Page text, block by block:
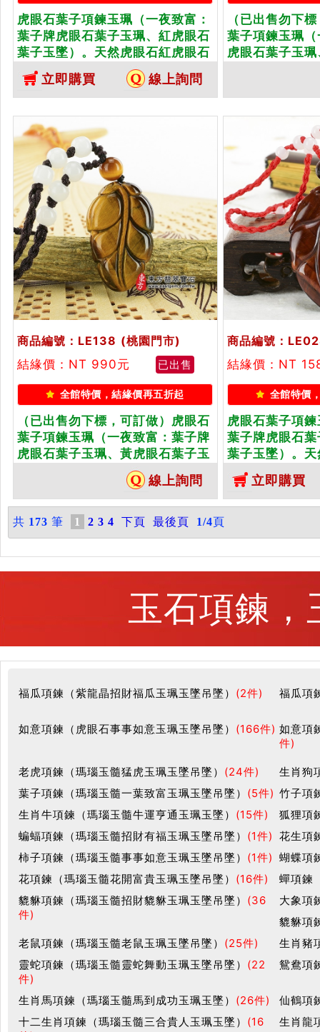
虎眼石葉子項鍊玉珮（一夜致富：
葉子牌虎眼石葉子玉珮、紅虎眼石
葉子玉墜）。天然虎眼石紅虎眼石
葉子，LE171。客製化訂做各種虎
眼石葉子吊墜玉珮項鍊。★東方翡
翠寶石保證卡
立即購買 線上詢問
（已出售勿下
葉子項鍊玉珮
虎眼石葉子玉
子吊墜玉珮項
保證卡
商品編號：LE138 (桃園門市)
結緣價：NT 990元
已出售
全館特價，結緣價再五折起
（已出售勿下標，可訂做）虎眼石
葉子項鍊玉珮（一夜致富：葉子牌
虎眼石葉子玉珮、黃虎眼石葉子玉
墜）。天然虎眼石黃虎眼石葉子，
LE138。客製化訂做各種虎眼石葉
子吊墜玉珮項鍊。★東方翡翠寶石
保證卡
線上詢問
商品編號：
結緣價：NT
全館特價
虎眼石葉子項
葉子牌虎眼石
葉子玉墜）。
葉子，LE028
眼石葉子吊墜
翠寶石保證卡
立即購買
共 173 筆 1 2 3 4 下頁 最後頁 1/4頁
玉石項鍊
福瓜項鍊（紫龍晶招財福瓜玉珮玉墜吊墜） (2件) 福瓜項
如意項鍊（虎眼石事事如意玉珮玉墜吊墜） (166件) 如意項
件)
老虎項鍊（瑪瑙玉髓猛虎玉珮玉墜吊墜） (24件)
生肖狗
葉子項鍊（瑪瑙玉髓一葉致富玉珮玉墜吊墜） (5件) 竹子項
生肖牛項鍊（瑪瑙玉髓牛運亨通玉珮玉墜） (15件)
狐狸項
蝙蝠項鍊（瑪瑙玉髓招財有福玉珮玉墜吊墜） (1件) 花生項
柿子項鍊（瑪瑙玉髓事事如意玉珮玉墜吊墜） (1件) 蝴蝶項
花項鍊（瑪瑙玉髓花開富貴玉珮玉墜吊墜） (16件)
蟬項鍊
貔貅項鍊（瑪瑙玉髓招財貔貅玉珮玉墜吊墜） (36
件)
大象項
貔貅項
老鼠項鍊（瑪瑙玉髓老鼠玉珮玉墜吊墜） (25件)
生肖豬
靈蛇項鍊（瑪瑙玉髓靈蛇舞動玉珮玉墜吊墜） (22
件)
鴛鴦項
生肖馬項鍊（瑪瑙玉髓馬到成功玉珮玉墜） (26件)
仙鶴項
十二生肖項鍊（瑪瑙玉髓三合貴人玉珮玉墜） (16
生肖龍